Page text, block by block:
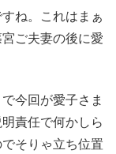
ね。これはまぁ
ご夫妻の後に愛
今回が愛子さま
責任で何かしら
そりゃ立ち位置